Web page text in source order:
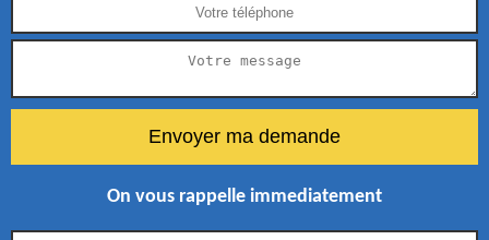
On vous rappelle immediatement